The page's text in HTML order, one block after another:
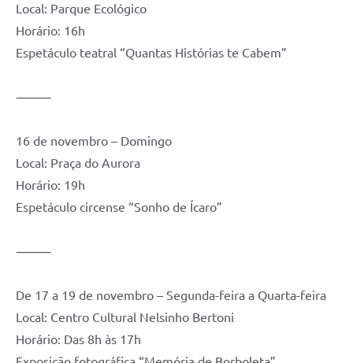
Local: Parque Ecológico
Horário: 16h
Espetáculo teatral “Quantas Histórias te Cabem”
⸻
16 de novembro – Domingo
Local: Praça do Aurora
Horário: 19h
Espetáculo circense “Sonho de Ícaro”
⸻
De 17 a 19 de novembro – Segunda-feira a Quarta-feira
Local: Centro Cultural Nelsinho Bertoni
Horário: Das 8h às 17h